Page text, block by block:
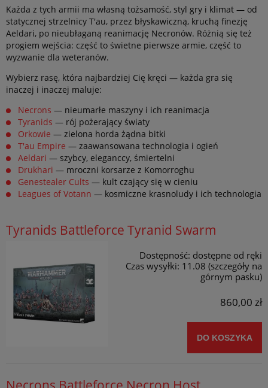
Każda z tych armii ma własną tożsamość, styl gry i klimat — od
statycznej strzelnicy T'au, przez błyskawiczną, kruchą finezję
Aeldari, po nieubłaganą reanimację Necronów. Różnią się też
progiem wejścia: część to świetne pierwsze armie, część to
wyzwanie dla weteranów.
Wybierz rasę, która najbardziej Cię kręci — każda gra się
inaczej i inaczej maluje:
Necrons — nieumarłe maszyny i ich reanimacja
Tyranids — rój pożerający światy
Orkowie — zielona horda żądna bitki
T'au Empire — zaawansowana technologia i ogień
Aeldari — szybcy, eleganccy, śmiertelni
Drukhari — mroczni korsarze z Komorroghu
Genestealer Cults — kult czający się w cieniu
Leagues of Votann — kosmiczne krasnoludy i ich technologia
Tyranids Battleforce Tyranid Swarm
Dostępność: dostępne od ręki
Czas wysyłki: 11.08 (szczegóły na
górnym pasku)
860,00 zł
DO KOSZYKA